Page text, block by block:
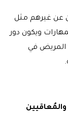
عن غيرهم مثل
ويكون دور
المريض في